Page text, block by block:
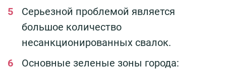
Серьезной проблемой является
большое количество
несанкционированных свалок.
Основные зеленые зоны города: